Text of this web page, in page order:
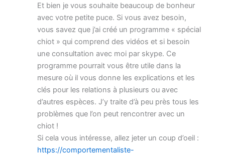
Et bien je vous souhaite beaucoup de bonheur
avec votre petite puce. Si vous avez besoin,
vous savez que j’ai créé un programme « spécial
chiot » qui comprend des vidéos et si besoin
une consultation avec moi par skype. Ce
programme pourrait vous être utile dans la
mesure où il vous donne les explications et les
clés pour les relations à plusieurs ou avec
d’autres espèces. J’y traite d’à peu près tous les
problèmes que l’on peut rencontrer avec un
chiot !
Si cela vous intéresse, allez jeter un coup d’oeil :
https://comportementaliste-